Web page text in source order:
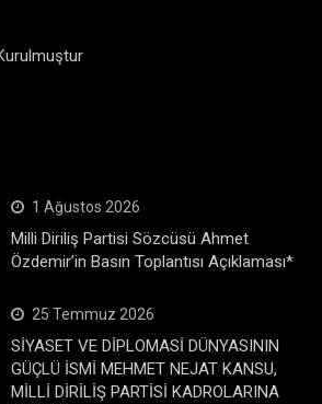
1 Ağustos 2026
Milli Diriliş Partisi Sözcüsü Ahmet
Özdemir’in Basın Toplantısı Açıklaması*
25 Temmuz 2026
SİYASET VE DİPLOMASİ DÜNYASININ
GÜÇLÜ İSMİ MEHMET NEJAT KANSU,
MİLLİ DİRİLİŞ PARTİSİ KADROLARINA